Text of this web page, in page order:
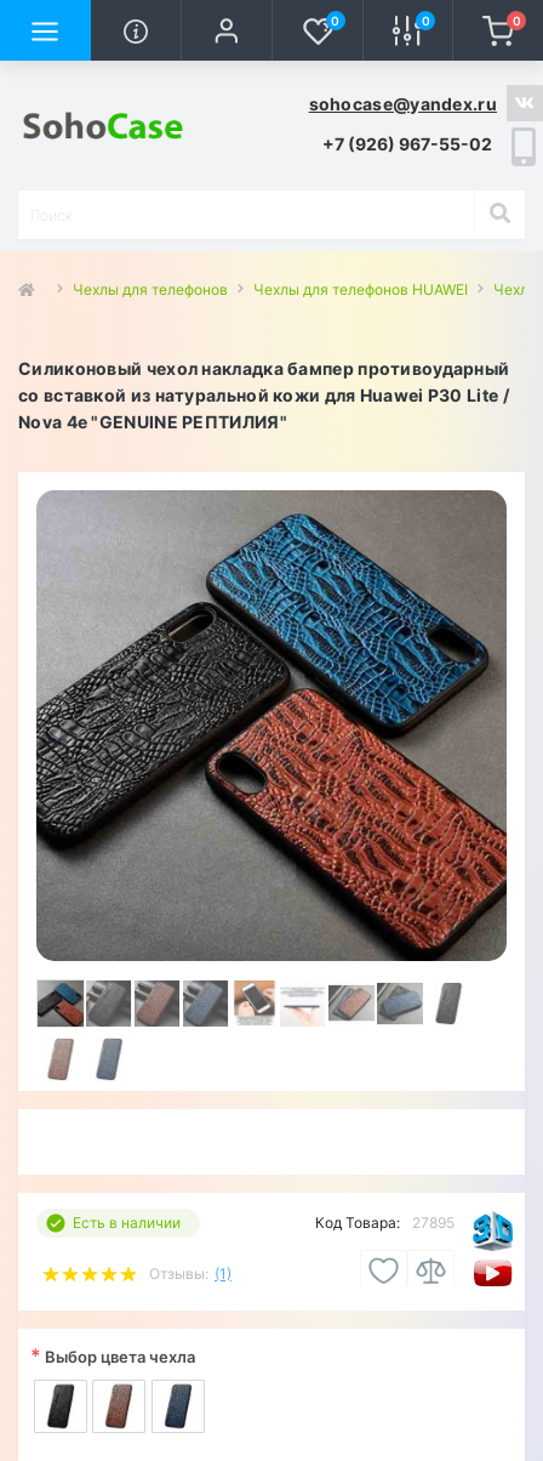
0 0 0
sohocase@yandex.ru
+7 (926) 967-55-02
Чехлы для телефонов Чехлы для телефонов HUAWEI Чехлы
Силиконовый чехол накладка бампер противоударный
со вставкой из натуральной кожи для Huawei P30 Lite /
Nova 4e "GENUINE РЕПТИЛИЯ"
Есть в наличии
Отзывы: (1)
Код Товара: 27895
* Выбор цвета чехла